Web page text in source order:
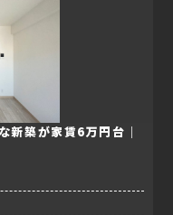
新築が家賃6万円台｜